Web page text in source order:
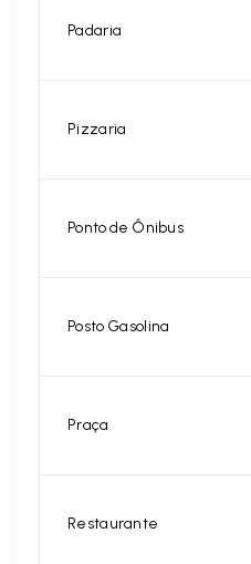
Padaria
Pizzaria
Ponto de Ônibus
Posto Gasolina
Praça
Restaurante